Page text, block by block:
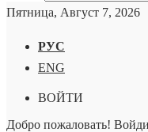
Пятница, Август 7, 2026
РУС
ENG
ВОЙТИ
Добро пожаловать!